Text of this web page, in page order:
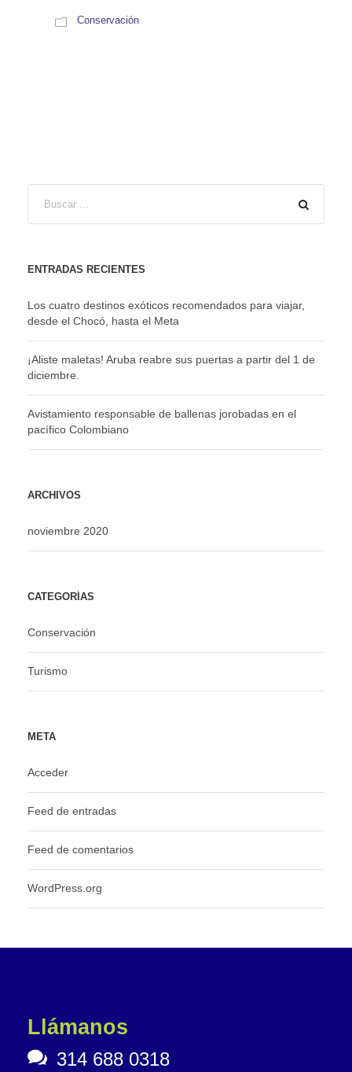
Conservación
ENTRADAS RECIENTES
Los cuatro destinos exóticos recomendados para viajar,
desde el Chocó, hasta el Meta
¡Aliste maletas! Aruba reabre sus puertas a partir del 1 de
diciembre.
Avistamiento responsable de ballenas jorobadas en el
pacífico Colombiano
ARCHIVOS
noviembre 2020
CATEGORÍAS
Conservación
Turismo
META
Acceder
Feed de entradas
Feed de comentarios
WordPress.org
Llámanos
314 688 0318